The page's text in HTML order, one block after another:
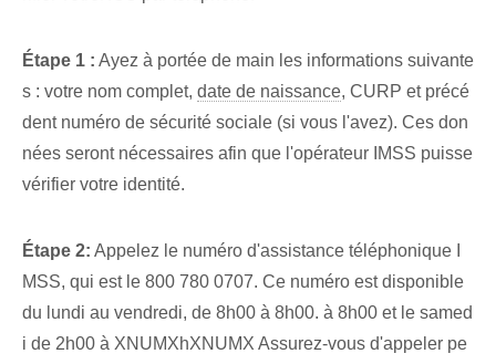
Étape ⁤1 : ‌Ayez à portée de main les informations suivante
s : votre⁢ nom complet, date de naissance, CURP et précé
dent numéro de sécurité sociale (si vous l'avez). ⁢Ces don
nées seront nécessaires ⁤afin⁢ que l'opérateur IMSS⁤ puisse
vérifier ‌votre‍ identité.
Étape 2: Appelez le numéro d'assistance téléphonique I
MSS, qui est le 800 780 0707. Ce numéro est disponible
du lundi au vendredi, de 8h00 à 8h00. à 8h00⁣ et⁢ le samed
i de ⁤2h00​ à ⁢XNUMXhXNUMX ‍Assurez-vous d'appeler pe